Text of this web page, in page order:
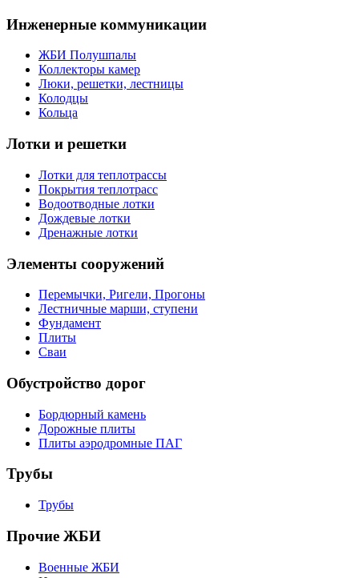
Инженерные коммуникации
ЖБИ Полушпалы
Коллекторы камер
Люки, решетки, лестницы
Колодцы
Кольца
Лотки и решетки
Лотки для теплотрассы
Покрытия теплотрасс
Водоотводные лотки
Дождевые лотки
Дренажные лотки
Элементы сооружений
Перемычки, Ригели, Прогоны
Лестничные марши, ступени
Фундамент
Плиты
Сваи
Обустройство дорог
Бордюрный камень
Дорожные плиты
Плиты аэродромные ПАГ
Трубы
Трубы
Прочие ЖБИ
Военные ЖБИ